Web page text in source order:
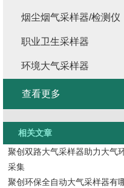
烟尘烟气采样器/检测仪
职业卫生采样器
环境大气采样器
查看更多
相关文章
聚创双路大气采样器助力大气
采集
聚创环保全自动大气采样器有